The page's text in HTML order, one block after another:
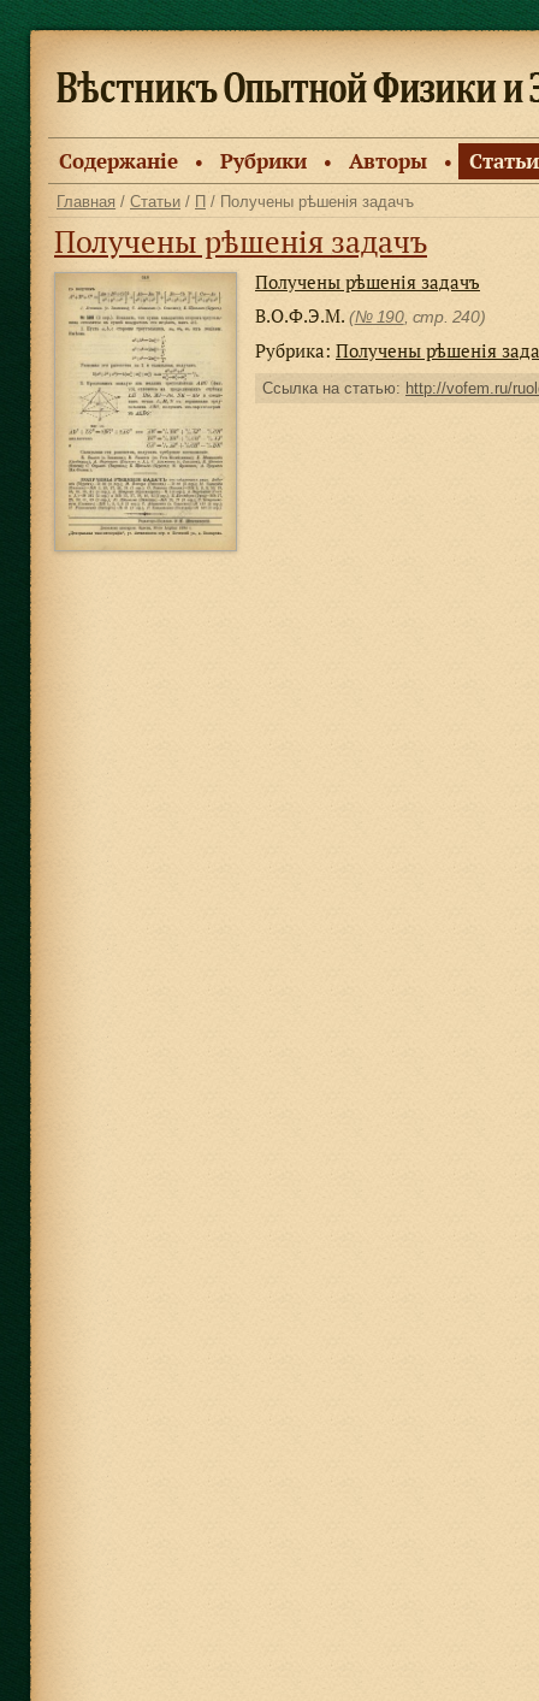
Содержанiе ● Рубрики ● Авторы ● Статьи
Главная / Статьи / П / Получены рѣшенiя задачъ
Получены рѣшенiя задачъ
Получены рѣшенiя задачъ
В.О.Ф.Э.М. (№ 190, стр. 240)
Рубрика: Получены рѣшенiя
Ссылка на статью: http://vofem.ru/